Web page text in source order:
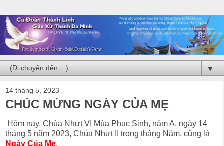
▼
14 tháng 5, 2023
CHÚC MỪNG NGÀY CỦA MẸ
Hôm nay, Chúa Nhựt VI Mùa Phục Sinh, năm A, ngày 14
tháng 5 năm 2023, Chúa Nhựt II trong tháng Năm, cũng là
Ngày Của Mẹ.